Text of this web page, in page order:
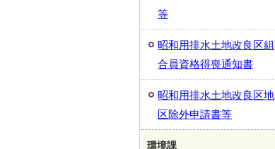
等
昭和用排水土地改良区組
合員資格得喪通知書
昭和用排水土地改良区地
区除外申請書等
環境課